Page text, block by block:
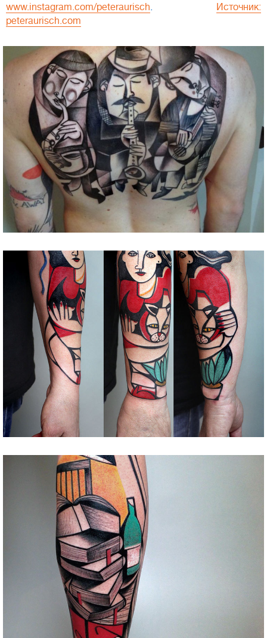
www.instagram.com/peteraurisch.
Источник:
peteraurisch.com